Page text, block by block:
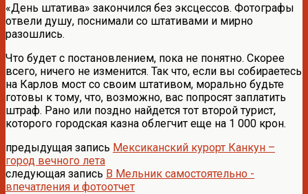
«День штатива» закончился без эксцессов. Фотографы
отвели душу, поснимали со штативами и мирно
разошлись.
Что будет с постановлением, пока не понятно. Скорее
всего, ничего не изменится. Так что, если вы собираетесь
на Карлов мост со своим штативом, морально будьте
готовы к тому, что, возможно, вас попросят заплатить
штраф. Рано или поздно найдется тот второй турист,
которого городская казна облегчит еще на 1 000 крон.
предыдущая запись Мексиканский курорт Канкун –
город вечного лета
следующая запись В Мельник самостоятельно -
впечатления и фотоотчет